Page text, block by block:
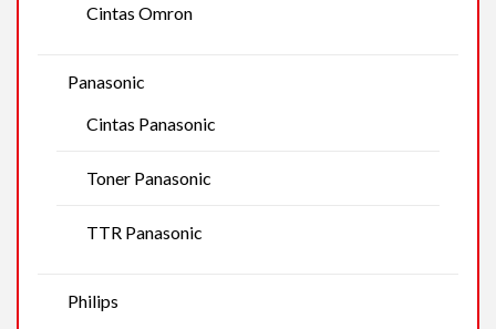
Cintas Omron
Panasonic
Cintas Panasonic
Toner Panasonic
TTR Panasonic
Philips